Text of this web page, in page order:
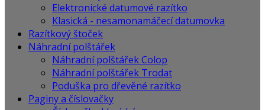
Elektronické datumové razítko
Klasická - nesamonamáčecí datumovka
Razítkový štoček
Náhradní polštářek
Náhradní polštářek Colop
Náhradní polštářek Trodat
Poduška pro dřevěné razítko
Paginy a číslovačky